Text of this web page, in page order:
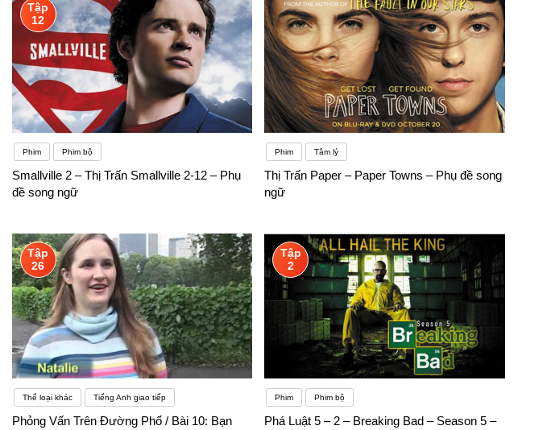
Tập
12
Phim Phim bộ
Smallville 2 – Thị Trấn Smallville 2-12 – Phụ
đề song ngữ
Phim Tâm lý
Thị Trấn Paper – Paper Towns – Phụ đề song
ngữ
Tập
26
Thể loại khác Tiếng Anh giao tiếp
Phỏng Vấn Trên Đường Phố / Bài 10: Bạn
Tập
2
Phim Phim bộ
Phá Luật 5 – 2 – Breaking Bad – Season 5 –